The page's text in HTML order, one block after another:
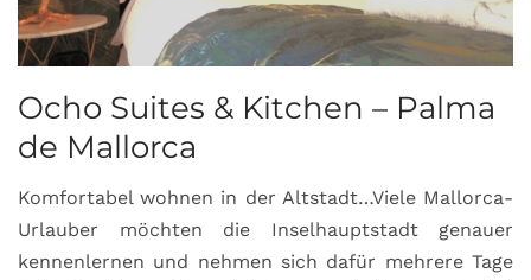
Ocho Suites & Kitchen – Palma
de Mallorca
Komfortabel wohnen in der Altstadt…Viele Mallorca-
Urlauber möchten die Inselhauptstadt genauer
kennenlernen und nehmen sich dafür mehrere Tage